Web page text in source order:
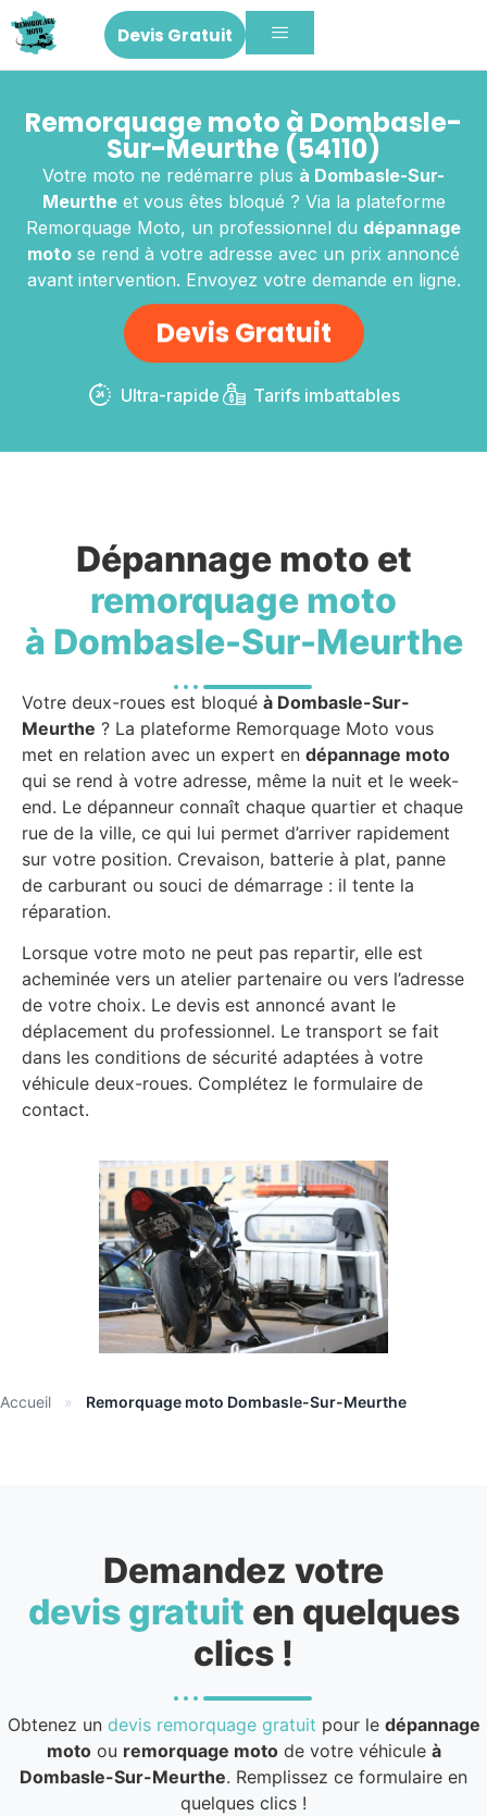
Devis Gratuit
Remorquage moto à Dombasle-
Sur-Meurthe (54110)
Votre moto ne redémarre plus à Dombasle-Sur-
Meurtheet vous êtes bloqué ? Via la plateforme
Remorquage Moto, un professionnel du dépannage
moto se rend à votre adresse avec un prix annoncé
avant intervention. Envoyez votre demande en ligne.
Devis Gratuit
Ultra-rapide Tarifs imbattables
Dépannage moto et
remorquage moto
à Dombasle-Sur-Meurthe
Votre deux-roues est bloqué à Dombasle-Sur-
Meurthe ? La plateforme Remorquage Moto vous
met en relation avec un expert en dépannage moto
qui se rend à votre adresse, même la nuit et le week-
end. Le dépanneur connaît chaque quartier et chaque
rue de la ville, ce qui lui permet d’arriver rapidement
sur votre position. Crevaison, batterie à plat, panne
de carburant ou souci de démarrage : il tente la
réparation.
Lorsque votre moto ne peut pas repartir, elle est
acheminée vers un atelier partenaire ou vers l’adresse
de votre choix. Le devis est annoncé avant le
déplacement du professionnel. Le transport se fait
dans les conditions de sécurité adaptées à votre
véhicule deux-roues. Complétez le formulaire de
contact.
Accueil » Remorquage moto Dombasle-Sur-Meurthe
Demandez votre
devis gratuit en quelques
clics !
Obtenez un devis remorquage gratuit pour le dépannage
motoou remorquage motode votre véhicule à
Dombasle-Sur-Meurthe. Remplissez ce formulaire en
quelques clics !